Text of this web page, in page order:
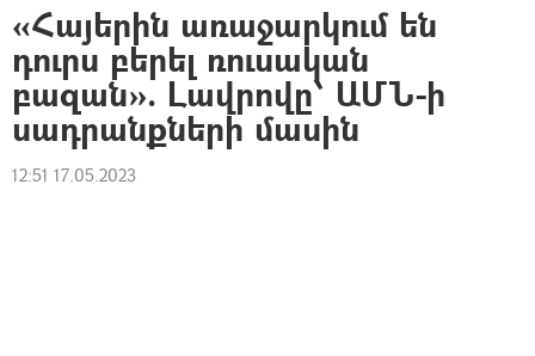
«Հայերին առաջարկում են
դուրս բերել ռուսական
բազան». Լավրովը՝ ԱՄՆ-ի
սադրանքների մասին
12:51 17.05.2023